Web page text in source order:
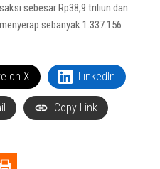
sebesar Rp38,9 triliun dan
sebanyak 1.337.156
on X LinkedIn
Copy Link